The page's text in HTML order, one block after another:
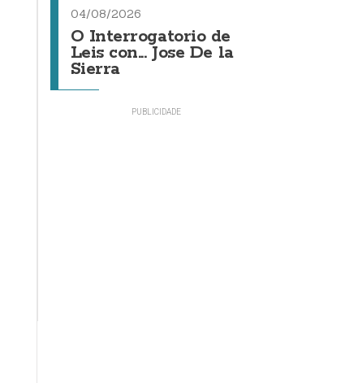
04/08/2026
O Interrogatorio de
Leis con... Jose De la
Sierra